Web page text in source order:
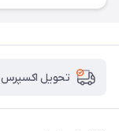
تحویل اکسپرس